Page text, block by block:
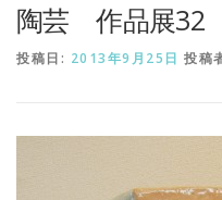
ENGLISH
陶芸 作品展32
投稿日: 2013年9月25日 投稿